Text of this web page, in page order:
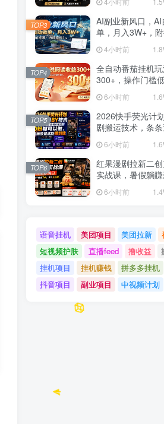
材，分类清晰，
AI副业新风口，
单，月入3W+，
4小时前
TOP3
全自动番茄挂机
300+，操作门槛
脑即可开展
6小时前
TOP4
2026快手荧光计
剧搬运技术，条
新号和老号0粉都
播放量就能賺到钱
6小时前
TOP5
红果漫剧拉新二
实战课，暑假躺
单个新用户佣金7
位数(更新0808)
6小时前
TOP6
语音挂机 美团项目 美团拉新
短视频护肤
直播feed 撸收益
挂机项目
挂机赚钱
拼多多挂机
抖音项目
副业项目 中视频计划